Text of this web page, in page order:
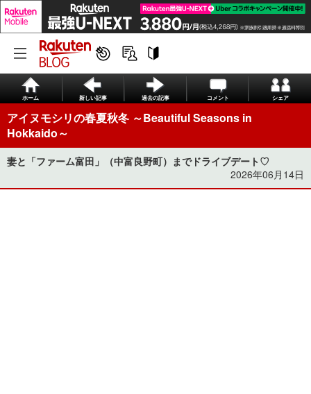
ホーム 新しい記事 過去の記事 コメント シェア
アイヌモシリの春夏秋冬 ～Beautiful Seasons in
Hokkaido～
妻と「ファーム富田」（中富良野町）までドライブデート♡
2026年06月14日